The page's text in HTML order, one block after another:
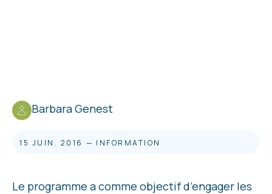
Barbara Genest
15 JUIN. 2016 — INFORMATION
Le programme a comme objectif d’engager les